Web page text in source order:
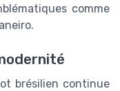
comme
brésilien continue